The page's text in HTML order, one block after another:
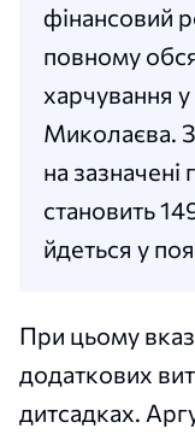
фінансовий
повному
харчування у
Миколаєва.
на
становить
йдеться у
При цьому
додаткових
дитсадках.